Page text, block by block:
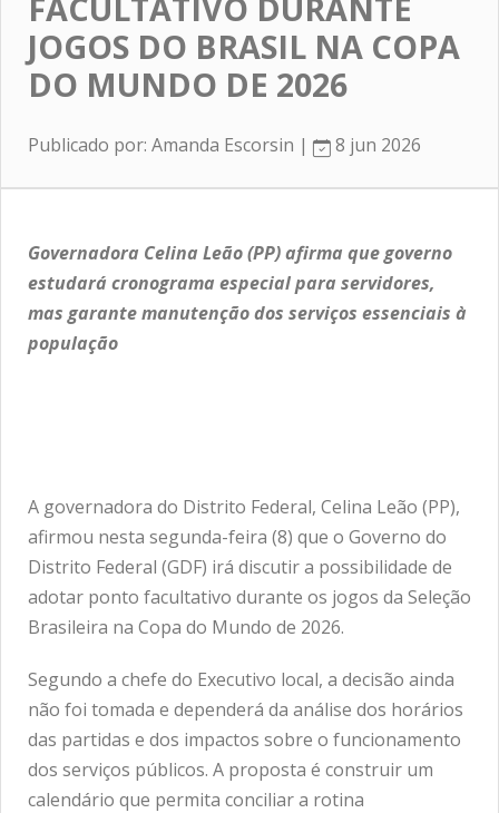
JOGOS DO BRASIL NA COPA
DO MUNDO DE 2026
Publicado por: Amanda Escorsin | 8 jun 2026
Governadora Celina Leão (PP) afirma que governo
estudará cronograma especial para servidores,
mas garante manutenção dos serviços essenciais à
população
A governadora do Distrito Federal, Celina Leão (PP),
afirmou nesta segunda-feira (8) que o Governo do
Distrito Federal (GDF) irá discutir a possibilidade de
adotar ponto facultativo durante os jogos da Seleção
Brasileira na Copa do Mundo de 2026.
Segundo a chefe do Executivo local, a decisão ainda
não foi tomada e dependerá da análise dos horários
das partidas e dos impactos sobre o funcionamento
dos serviços públicos. A proposta é construir um
calendário que permita conciliar a rotina